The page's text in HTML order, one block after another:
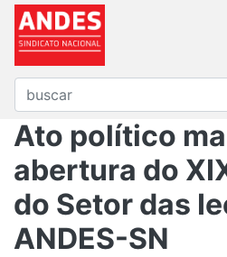
Ato político
abertura do
do Setor das
ANDES-SN